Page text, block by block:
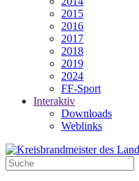
2015
2016
2017
2018
2019
2024
FF-Sport
Interaktiv
Downloads
Weblinks